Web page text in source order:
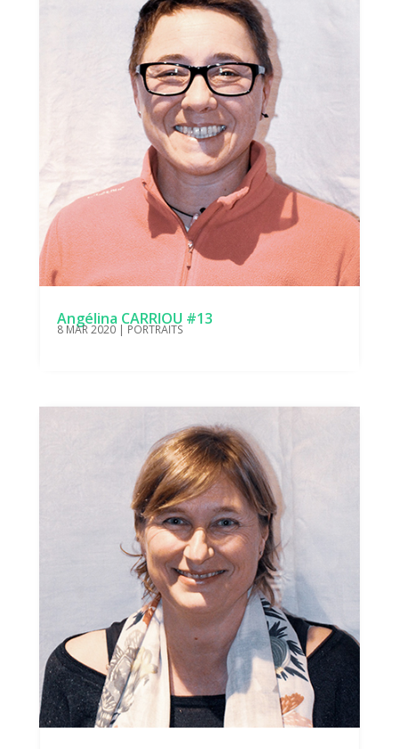
Angélina CARRIOU #13
8 MAR 2020| PORTRAITS